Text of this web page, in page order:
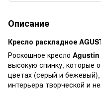
Описание
Кресло раскладное
Роскошное кресло Agustin
высокую спинку, которые
цветах (серый и
интерьера творческой и